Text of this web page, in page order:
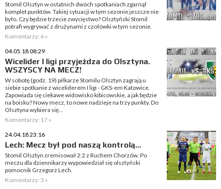
Stomil Olsztyn w ostatnich dwóch spotkaniach zgarnął
komplet punktów. Takiej sytuacji w tym sezonie jeszcze nie
było. Czy będzie trzecie zwycięstwo? Olsztyński Stomil
potrafi wygrywać z drużynami z czołówki w tym sezonie.
Komentarzy: 6 »
04.05.18 08:29
Wicelider I ligi przyjeżdza do Olsztyna.
WSZYSCY NA MECZ!
W sobotę (godz. 19) piłkarze Stomilu Olsztyn zagrają u
siebie spotkanie z wiceliderem I ligi - GKS-em Katowice.
Zapowiada się ciekawe widowisko kibicowskie, a jak będzie
na boisku? Nowy mecz, to nowe nadzieje na trzy punkty. Do
Olsztyna wybiera się...
Komentarzy: 17 »
24.04.18 23:16
Lech: Mecz był pod naszą kontrolą...
Stomil Olsztyn zremisował 2:2 z Ruchem Chorzów. Po
meczu dla dziennikarzy wypowiedział się olsztyński
pomocnik Grzegorz Lech.
Komentarzy: 3 »